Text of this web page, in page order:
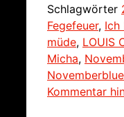
Schlagwörter
Fegefeuer, Ich
müde, LOUIS
Micha,
Kommentar